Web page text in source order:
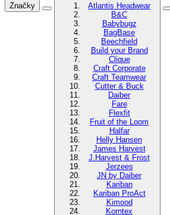
Značky
Atlantis Headwear
B&C
Babybugz
BagBase
Beechfield
Build your Brand
Clique
Craft Corporate
Craft Teamwear
Cutter & Buck
Daiber
Fare
Flexfit
Fruit of the Loom
Halfar
Helly Hansen
James Harvest
J.Harvest & Frost
Jerzees
JN by Daiber
Kariban
Kariban ProAct
Kimood
Korntex